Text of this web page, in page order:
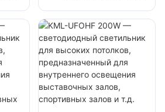
заводские здания
и склады.
светильник для
высоких
потолков,
предназначенный
для
промышленных
предприятий,